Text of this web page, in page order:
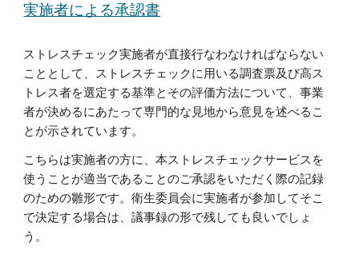
実施者による承認書
ストレスチェック実施者が直接行なわなければならない
こととして、ストレスチェックに用いる調査票及び高ス
トレス者を選定する基準とその評価方法について、事業
者が決めるにあたって専門的な見地から意見を述べるこ
とが示されています。
こちらは実施者の方に、本ストレスチェックサービス を
使うことが適当であることのご承認をいただく際の記録
のための雛形です。衛生委員会に実施者が参加してそこ
で決定する場合は、議事録の形で残しても良いでしょ
う。